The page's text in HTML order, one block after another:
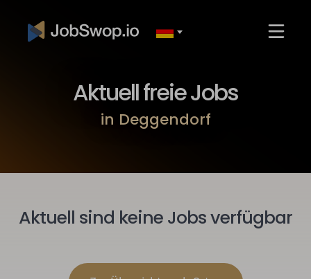
Aktuell freie Jobs
in Deggendorf
Aktuell sind keine Jobs verfügbar